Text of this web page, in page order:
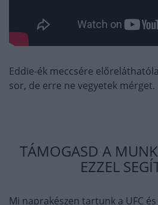
Eddie-ék meccsére
sor, de erre ne vegyetek mérget.
TÁMOGASD A
EZZEL
Mi naprakészen tartunk a UFC